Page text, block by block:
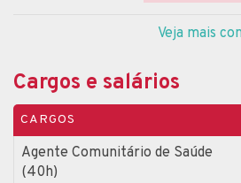
Veja mais
Cargos e salários
CARGOS
Agente Comunitário de Saúde
(40h)